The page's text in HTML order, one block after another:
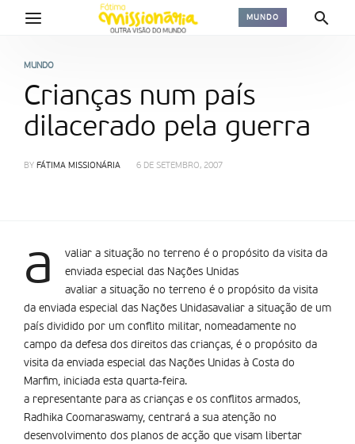
MUNDO
MUNDO
Crianças num país
dilacerado pela guerra
BY FÁTIMA MISSIONÁRIA 6 DE SETEMBRO, 2007
a
valiar a situação no terreno é o propósito da visita da
enviada especial das Nações Unidas
avaliar a situação no terreno é o propósito da visita
da enviada especial das Nações Unidasavaliar a situação de um
país dividido por um conflito militar, nomeadamente no
campo da defesa dos direitos das crianças, é o propósito da
visita da enviada especial das Nações Unidas à Costa do
Marfim, iniciada esta quarta-feira.
a representante para as crianças e os conflitos armados,
Radhika Coomaraswamy, centrará a sua atenção no
desenvolvimento dos planos de acção que visam libertar